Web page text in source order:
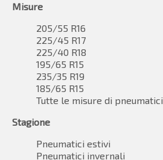
Misure
205/55 R16
225/45 R17
225/40 R18
195/65 R15
235/35 R19
185/65 R15
Tutte le misure di pneumatici
Stagione
Pneumatici estivi
Pneumatici invernali